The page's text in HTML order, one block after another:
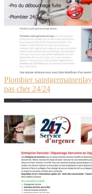
Plombier
pas cher 24/24